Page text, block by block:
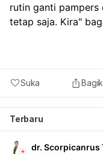
rutin ganti pampers
tetap saja. Kira"
Suka
Terbaru
dr. Scorpicanrus